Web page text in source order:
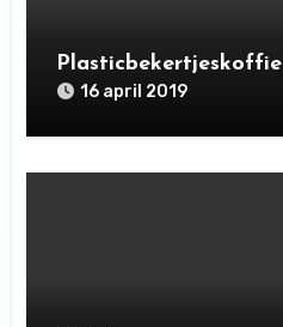
Plasticbekertjeskoffie
16 april 2019